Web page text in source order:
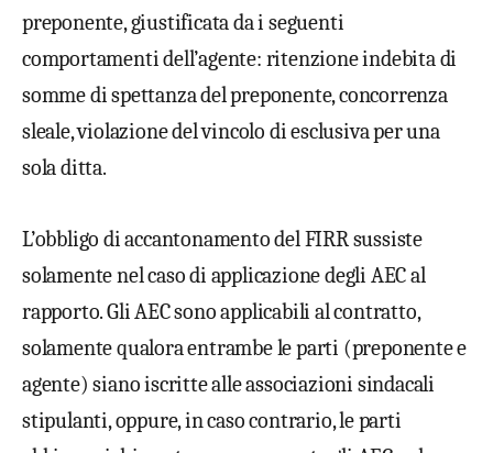
preponente, giustificata da i seguenti
comportamenti dell’agente: ritenzione indebita di
somme di spettanza del preponente, concorrenza
sleale, violazione del vincolo di esclusiva per una
sola ditta.
L’obbligo di accantonamento del FIRR sussiste
solamente nel caso di applicazione degli AEC al
rapporto. Gli AEC sono applicabili al contratto,
solamente qualora entrambe le parti (preponente e
agente) siano iscritte alle associazioni sindacali
stipulanti, oppure, in caso contrario, le parti